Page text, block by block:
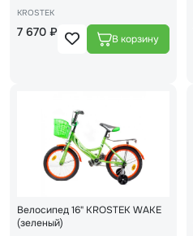
KROSTEK
7 670 ₽
Велосипед 16" KROSTEK WAKE
(зеленый)